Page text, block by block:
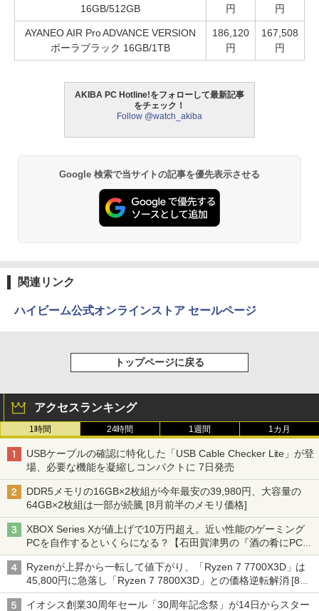
16GB/512GB
円
円
AYANEO AIR Pro ADVANCE VERSION
ポーラブラック 16GB/1TB
186,120
円
167,508
円
AKIBA PC Hotline!をフォローして最新記事
をチェック！
Follow @watch_akiba
Google 検索で当サイトの記事を優先表示させる
関連リンク
ハイビーム公式オンラインストア セールページ
トップページに戻る
アクセスランキング
1時間 24時間 1週間 1カ月
USBケーブルの確認に特化した「USB Cable Checker Lite」が登
場、必要な機能を凝縮しコンパクトに 7日発売
DDR5メモリの16GB×2枚組が今年最安の39,980円、大容量の
64GB×2枚組は一部が続騰 [8月前半のメモリ価格]
XBOX Series Xが値上げで10万円超え。近い性能のゲーミング
PCを自作するといくらになる？【石田賀津男の『酒の肴にPCゲ
ーム』】
Ryzenが上昇から一転して値下がり、「Ryzen 7 7700X3D」は
45,800円に急落し「Ryzen 7 7800X3D」との価格逆転解消 [8月
前半のCPU価格]
イオシス創業30周年セール「30周年記念祭」が14日からスター